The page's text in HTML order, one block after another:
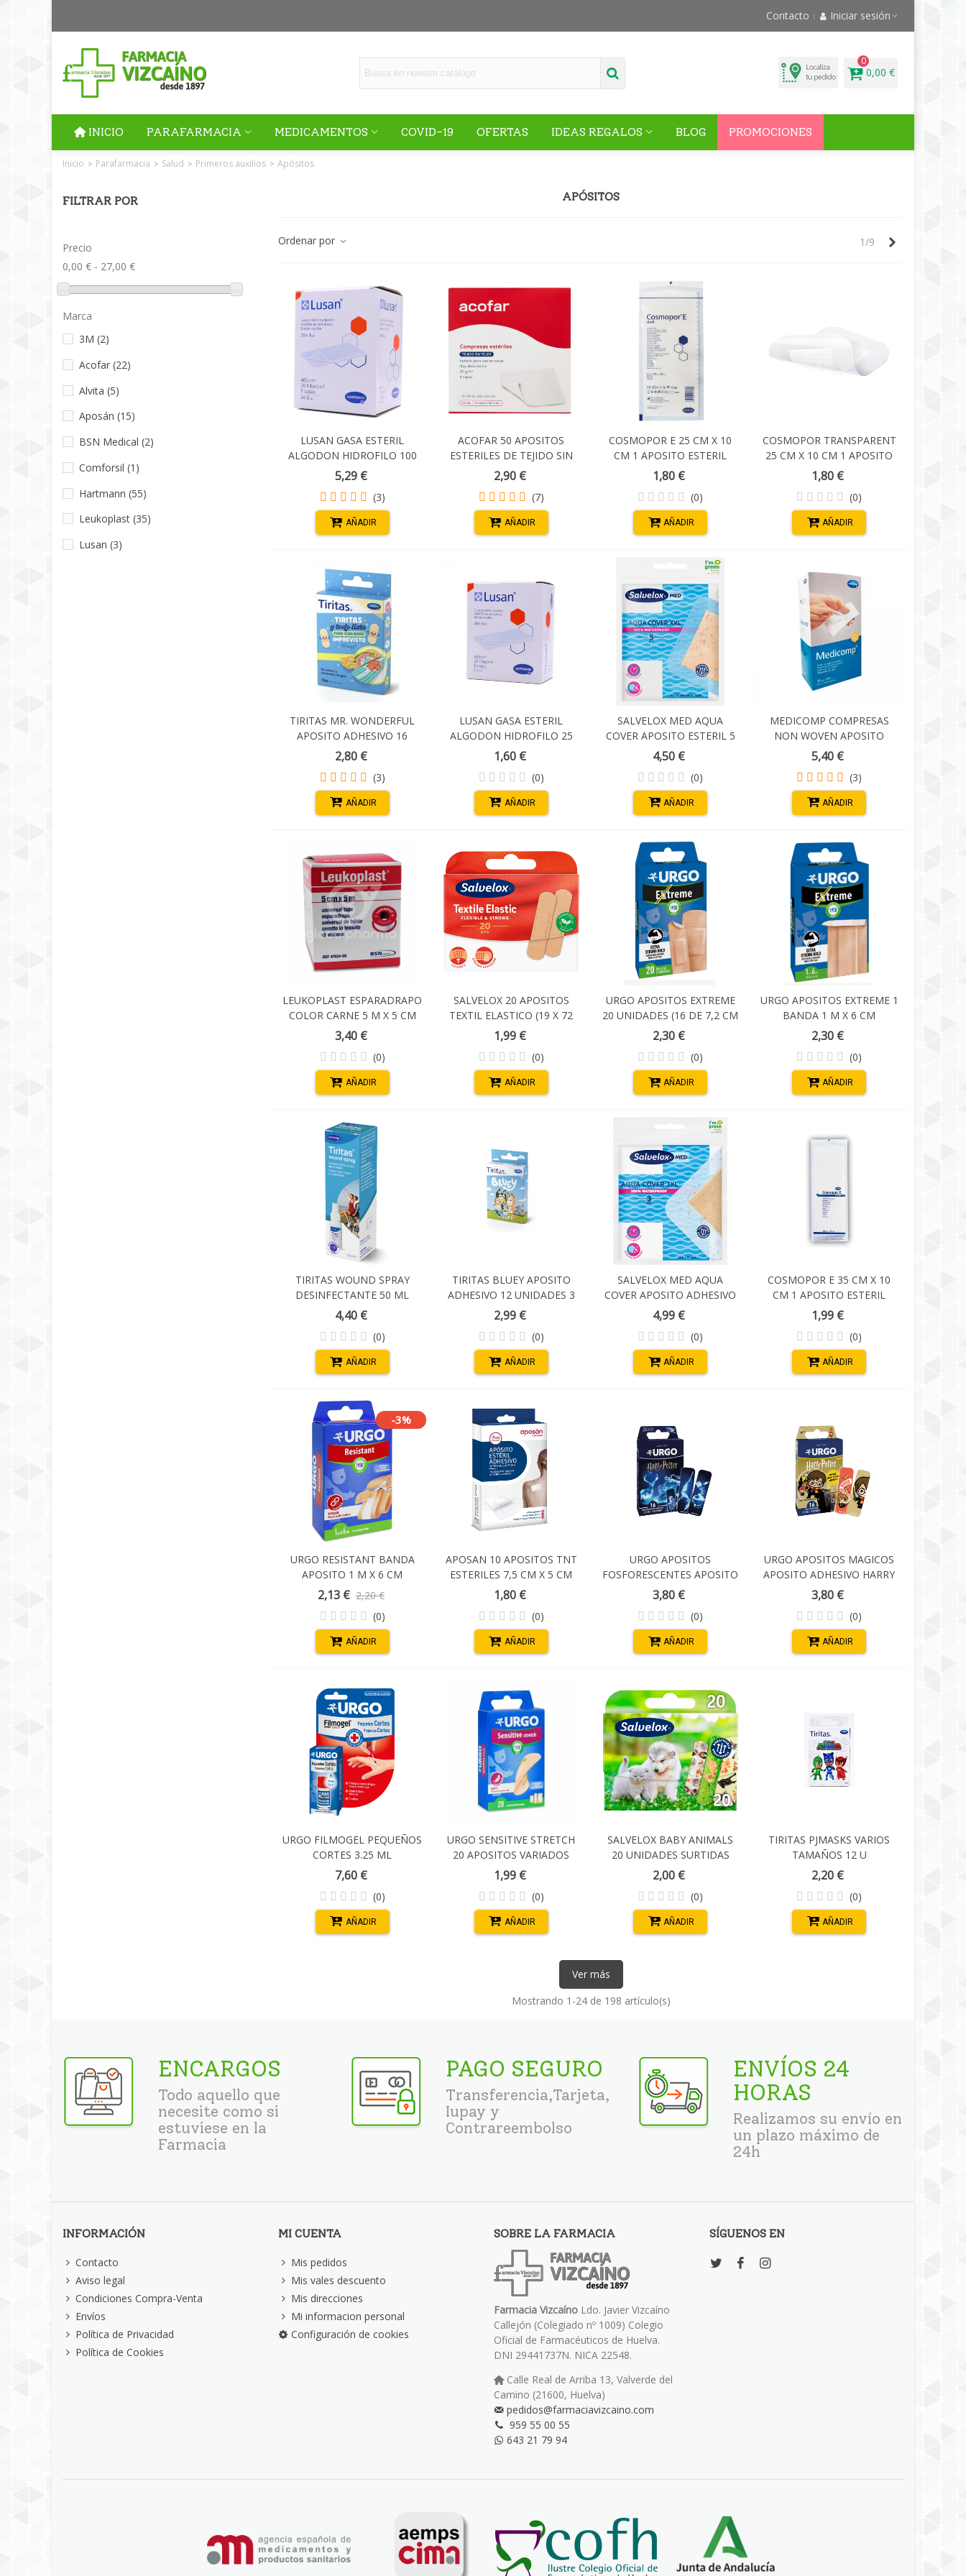
Contacto Iniciar sesión
0
0,00 €
INICIO PARAFARMACIA MEDICAMENTOS COVID-19 OFERTAS IDEAS REGALOS BLOG PROMOCIONES
Inicio > Parafarmacia > Salud > Primeros auxilios > Apósitos
FILTRAR POR
Precio
0,00 € - 27,00 €
Marca
3M (2)
Acofar (22)
Alvita (5)
Aposán (15)
BSN Medical (2)
Comforsil (1)
Hartmann (55)
Leukoplast (35)
Lusan (3)
APÓSITOS
Ordenar por 1/9
LUSAN GASA ESTERIL
ALGODON HIDROFILO 100
UNIDADES (5 GASAS X 20
PAQUETITOS)
5,29 €
(3)
AÑADIR
ACOFAR 50 APOSITOS
ESTERILES DE TEJIDO SIN
TEJER 10 CM X 10 CM
2,90 €
(7)
AÑADIR
COSMOPOR E 25 CM X 10
CM 1 APOSITO ESTERIL
1,80 €
(0)
AÑADIR
COSMOPOR TRANSPARENT
25 CM X 10 CM 1 APOSITO
ESTERIL
1,80 €
(0)
AÑADIR
TIRITAS MR. WONDERFUL
APOSITO ADHESIVO 16
UNIDADES 72 MM X 25 MM
2,80 €
(3)
AÑADIR
LUSAN GASA ESTERIL
ALGODON HIDROFILO 25
UNIDADES (5 GASAS X 5
PAQUETITOS)
1,60 €
(0)
AÑADIR
SALVELOX MED AQUA
COVER APOSITO ESTERIL 5
APOSITOS XXL (97 X 79 MM)
4,50 €
(0)
AÑADIR
MEDICOMP COMPRESAS
NON WOVEN APOSITO
ESTERIL 10X20 CM 25*2
UNID.
5,40 €
(3)
AÑADIR
LEUKOPLAST ESPARADRAPO
COLOR CARNE 5 M X 5 CM
3,40 €
(0)
AÑADIR
SALVELOX 20 APOSITOS
TEXTIL ELASTICO (19 X 72
MM)
1,99 €
(0)
AÑADIR
URGO APOSITOS EXTREME
20 UNIDADES (16 DE 7,2 CM
X 2 CM + 4 DE 7,2 CM X 3,4
CM)
2,30 €
(0)
AÑADIR
URGO APOSITOS EXTREME 1
BANDA 1 M X 6 CM
2,30 €
(0)
AÑADIR
TIRITAS WOUND SPRAY
DESINFECTANTE 50 ML
4,40 €
(0)
AÑADIR
TIRITAS BLUEY APOSITO
ADHESIVO 12 UNIDADES 3
TAMAÑOS SURTIDOS
2,99 €
(0)
AÑADIR
SALVELOX MED AQUA
COVER APOSITO ADHESIVO
3 UNIDADES 3XL (200 X 97
MM)
4,99 €
(0)
AÑADIR
COSMOPOR E 35 CM X 10
CM 1 APOSITO ESTERIL
1,99 €
(0)
AÑADIR
-3%
URGO RESISTANT BANDA
APOSITO 1 M X 6 CM
2,13 € 2,20 €
(0)
AÑADIR
APOSAN 10 APOSITOS TNT
ESTERILES 7,5 CM X 5 CM
1,80 €
(0)
AÑADIR
URGO APOSITOS
FOSFORESCENTES APOSITO
ADHESIVO HARRY POTTER
16 UNIDADES
3,80 €
(0)
AÑADIR
URGO APOSITOS MAGICOS
APOSITO ADHESIVO HARRY
POTTER 16 UNIDADES
3,80 €
(0)
AÑADIR
URGO FILMOGEL PEQUEÑOS
CORTES 3.25 ML
7,60 €
(0)
AÑADIR
URGO SENSITIVE STRETCH
20 APOSITOS VARIADOS
PRECORTADOS
1,99 €
(0)
AÑADIR
SALVELOX BABY ANIMALS
20 UNIDADES SURTIDAS
2,00 €
(0)
AÑADIR
TIRITAS PJMASKS VARIOS
TAMAÑOS 12 U
2,20 €
(0)
AÑADIR
Ver más
Mostrando 1 -24 de 198 artículo(s)
ENCARGOS
Todo aquello que
necesite como si
estuviese en la
Farmacia
PAGO SEGURO
Transferencia,Tarjeta,
Iupay y
Contrareembolso
ENVÍOS 24
HORAS
Realizamos su envío en
un plazo máximo de
24h
INFORMACIÓN
Contacto
Aviso legal
Condiciones Compra-Venta
Envíos
Política de Privacidad
Política de Cookies
MI CUENTA
Mis pedidos
Mis vales descuento
Mis direcciones
Mi informacion personal
Configuración de cookies
SOBRE LA FARMACIA
Farmacia Vizcaíno Ldo. Javier Vizcaíno
Callejón (Colegiado nº 1009) Colegio
Oficial de Farmacéuticos de Huelva.
DNI 29441737N. NICA 22548.
Calle Real de Arriba 13, Valverde del
Camino (21600, Huelva)
pedidos@farmaciavizcaino.com
959 55 00 55
643 21 79 94
SÍGUENOS EN